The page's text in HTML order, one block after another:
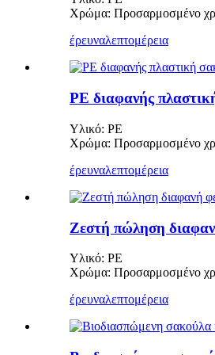
Χρώμα: Προσαρμοσμένο
έρευναλεπτομέρεια
PE διαφανής
Υλικό: PE
Χρώμα: Προσαρμοσμένο
έρευναλεπτομέρεια
Ζεστή πώληση
Υλικό: PE
Χρώμα: Προσαρμοσμένο
έρευναλεπτομέρεια